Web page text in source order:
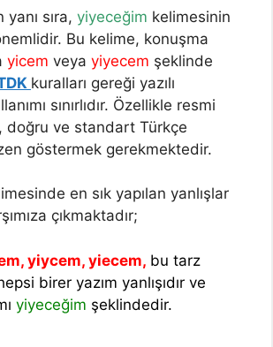
yanı sıra, yiyeceğim kelimesinin
Bu kelime, konuşma
yicem veya yiyecem şeklinde
kuralları gereği yazılı
sınırlıdır. Özellikle resmi
doğru ve standart Türkçe
göstermek gerekmektedir.
en sık yapılan yanlışlar
çıkmaktadır;
yiycem, yiecem, bu tarz
birer yazım yanlışıdır ve
yiyeceğim şeklindedir.